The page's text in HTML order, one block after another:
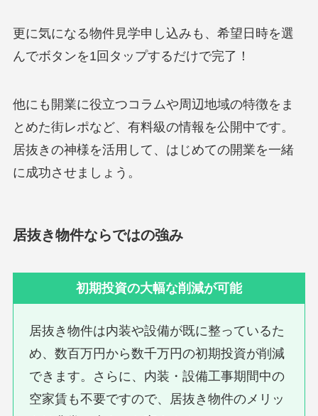
更に気になる物件見学申し込みも、希望日時を選
んでボタンを1回タップするだけで完了！
他にも開業に役立つコラムや周辺地域の特徴をま
とめた街レポなど、有料級の情報を公開中です。
居抜きの神様を活用して、はじめての開業を一緒
に成功させましょう。
居抜き物件ならではの強み
初期投資の大幅な削減が可能
居抜き物件は内装や設備が既に整っているた
め、数百万円から数千万円の初期投資が削減
できます。さらに、内装・設備工事期間中の
空家賃も不要ですので、居抜き物件のメリッ